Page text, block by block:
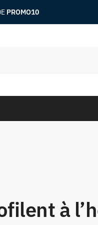
PROMO10
à